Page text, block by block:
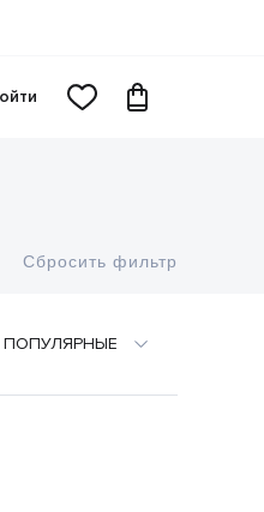
ПОПУЛЯРНЫЕ
Сбросить фильтр